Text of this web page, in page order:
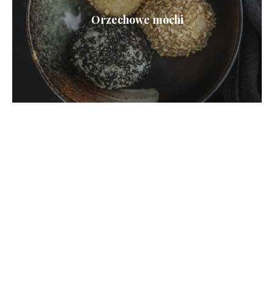
Orzechowe mochi